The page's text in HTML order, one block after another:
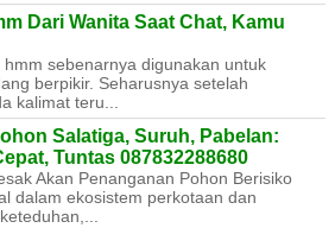
Dari Wanita Saat Chat, Kamu
sebenarnya digunakan untuk
berpikir. Seharusnya setelah
kalimat teru...
Salatiga, Suruh, Pabelan:
Tuntas 087832288680
Akan Penanganan Pohon Berisiko
dalam ekosistem perkotaan dan